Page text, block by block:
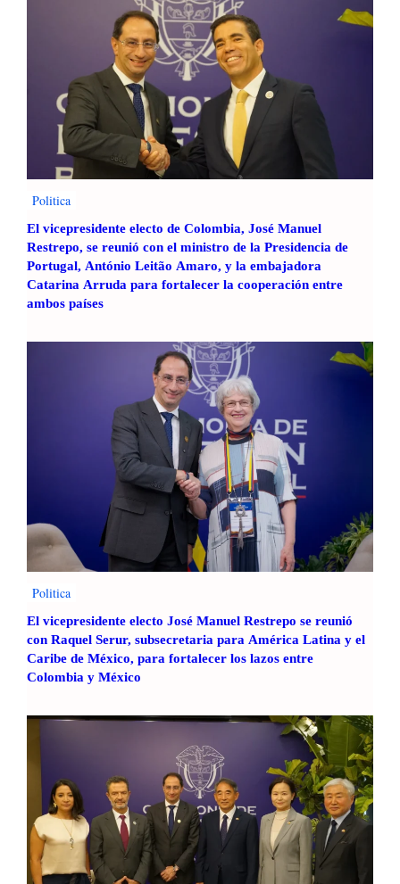
Politica
El vicepresidente electo de Colombia, José Manuel
Restrepo, se reunió con el ministro de la Presidencia de
Portugal, António Leitão Amaro, y la embajadora
Catarina Arruda para fortalecer la cooperación entre
ambos países
Politica
El vicepresidente electo José Manuel Restrepo se reunió
con Raquel Serur, subsecretaria para América Latina y el
Caribe de México, para fortalecer los lazos entre
Colombia y México